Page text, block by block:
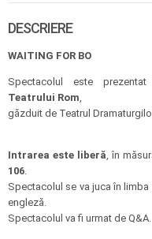
DESCRIERE
WAITING FOR BO
Spectacolul este
Teatrului Rom,
găzduit de Teatrul
Intrarea este liberă, în
106.
Spectacolul se va juca în
engleză.
Spectacolul va fi urmat de Q&A.